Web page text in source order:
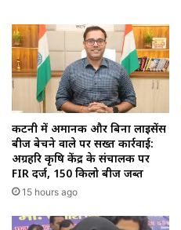
कटनी में अमानक और बिना लाइसेंस
बीज बेचने वाले पर सख्त कार्रवाई:
अग्रहरि कृषि केंद्र के संचालक पर
FIR दर्ज, 150 किलो बीज जब्त
15 hours ago